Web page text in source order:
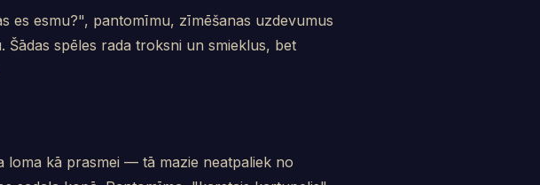
es esmu?", pantomīmu, zīmēšanas uzdevumus
spēles rada troksni un smieklus, bet
loma kā prasmei — tā mazie neatpaliek no